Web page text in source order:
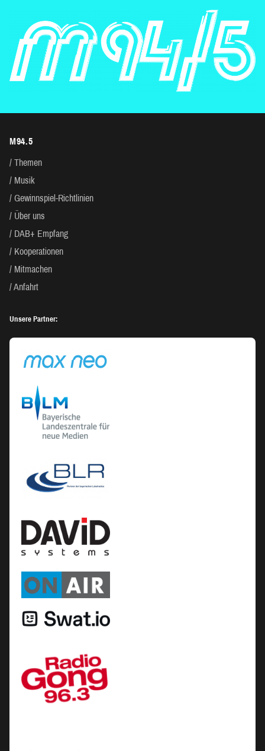
M94.5
Themen
Musik
Gewinnspiel-Richtlinien
Über uns
DAB+ Empfang
Kooperationen
Mitmachen
Anfahrt
Unsere Partner: